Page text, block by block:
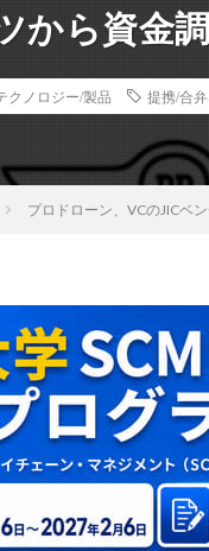
から資金
クノロジー/製品 提携/合
プロドローン、VCのJICベ